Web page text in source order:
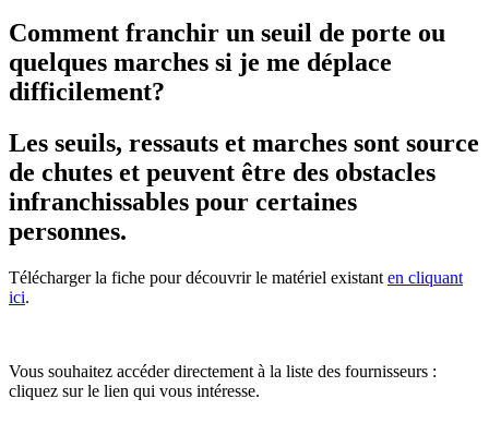
Comment franchir un seuil de porte ou
quelques marches si je me déplace
difficilement?
Les seuils, ressauts et marches sont source
de chutes et peuvent être des obstacles
infranchissables pour certaines
personnes.
Télécharger la fiche pour découvrir le matériel existant en cliquant
ici.
Vous souhaitez accéder directement à la liste des fournisseurs :
cliquez sur le lien qui vous intéresse.